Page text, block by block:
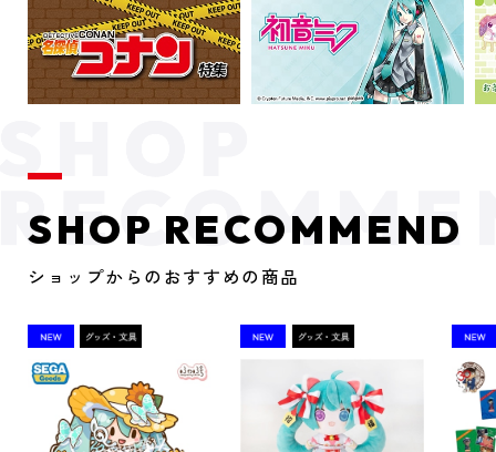
SHOP RECOMMEND
ショップからのおすすめの商品